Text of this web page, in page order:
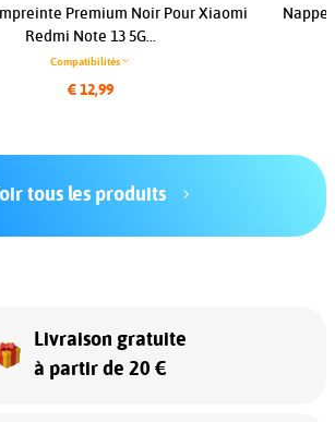
Premium Noir Pour Xiaomi
Redmi Note 13 5G...
Compatibilités
€ 12,99
Nappe
tous les produits
Livraison gratuite
à partir de 20 €